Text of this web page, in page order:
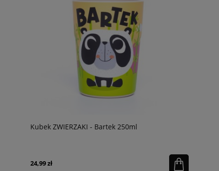
Kubek ZWIERZAKI - Bartek 250ml
24,99 zł